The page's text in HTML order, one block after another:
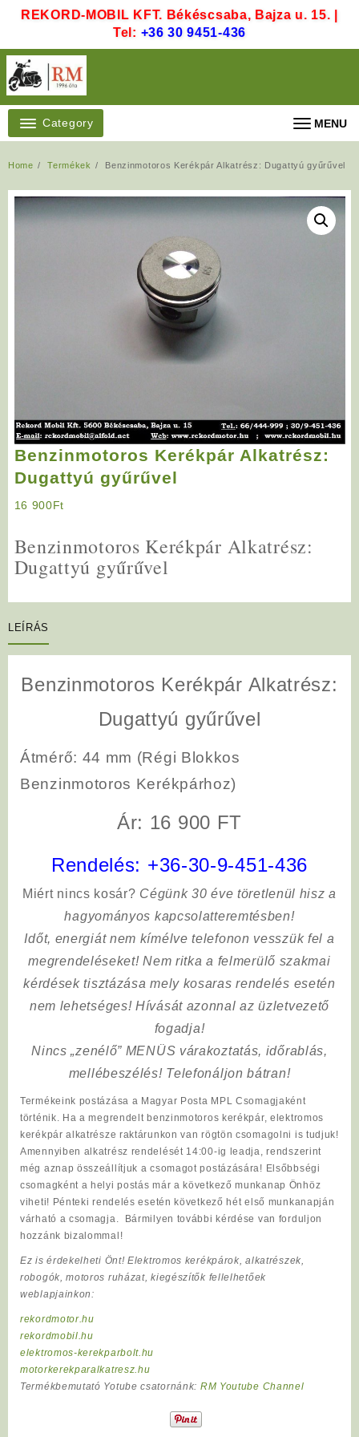
REKORD-MOBIL KFT. Békéscsaba, Bajza u. 15. |
Tel: +36 30 9451-436
Category MENU
Home Termékek Benzinmotoros Kerékpár Alkatrész: Dugattyú gyűrűvel
Benzinmotoros Kerékpár Alkatrész:
Dugattyú gyűrűvel
16 900Ft
Benzinmotoros Kerékpár Alkatrész:
Dugattyú gyűrűvel
LEÍRÁS
Benzinmotoros Kerékpár Alkatrész:
Dugattyú gyűrűvel
Átmérő: 44 mm (Régi Blokkos
Benzinmotoros Kerékpárhoz)
Ár: 16 900 FT
Rendelés: +36-30-9-451-436
Miért nincs kosár? Cégünk 30 éve töretlenül hisz a
hagyományos kapcsolatteremtésben!
Időt, energiát nem kímélvetelefonon vesszük fel a
megrendeléseket! Nem ritka a felmerülő szakmai
kérdések tisztázása mely kosaras rendelés esetén
nem lehetséges! Hívását azonnal az üzletvezető
fogadja!
Nincs „zenélő” MENÜS várakoztatás, időrablás,
mellébeszélés! Telefonáljon bátran!
Termékeink postázása a Magyar Posta MPL Csomagjaként
történik. Ha a megrendelt benzinmotoros kerékpár, elektromos
kerékpár alkatrésze raktárunkon van rögtön csomagolni is tudjuk!
Amennyiben alkatrész rendelését 14:00-ig leadja, rendszerint
még aznap összeállítjuk a csomagot postázására! Elsőbbségi
csomagként a helyi postás már a következő munkanap Önhöz
viheti! Pénteki rendelés esetén következő hét első munkanapján
várható a csomagja. Bármilyen további kérdése van forduljon
hozzánk bizalommal!
Ez is érdekelheti Önt! Elektromos kerékpárok, alkatrészek,
robogók, motoros ruházat, kiegészítők fellelhetőek
weblapjainkon:
rekordmotor.hu
rekordmobil.hu
elektromos-kerekparbolt.hu
motorkerekparalkatresz.hu
Termékbemutató Yotube csatornánk: RM Youtube Channel